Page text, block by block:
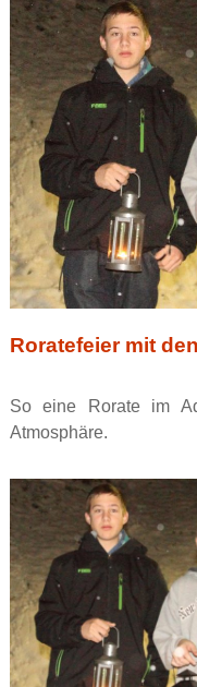
Roratefeier mit
So eine Rorate im
Atmosphäre.